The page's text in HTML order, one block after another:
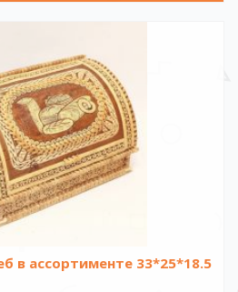
в ассортименте 33*25*18.5